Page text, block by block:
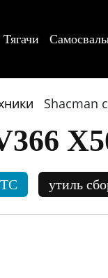
Тягачи
Shacman
утиль